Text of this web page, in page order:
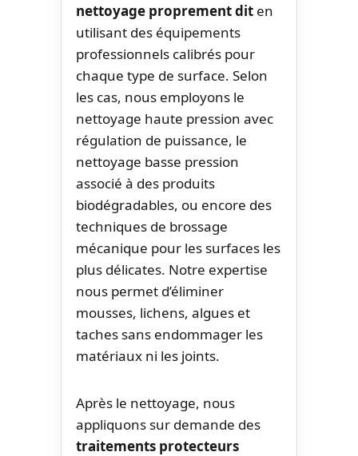
nettoyage proprement dit en
utilisant des équipements
professionnels calibrés pour
chaque type de surface. Selon
les cas, nous employons le
nettoyage haute pression avec
régulation de puissance, le
nettoyage basse pression
associé à des produits
biodégradables, ou encore des
techniques de brossage
mécanique pour les surfaces les
plus délicates. Notre expertise
nous permet d’éliminer
mousses, lichens, algues et
taches sans endommager les
matériaux ni les joints.
Après le nettoyage, nous
appliquons sur demande des
traitements protecteurs